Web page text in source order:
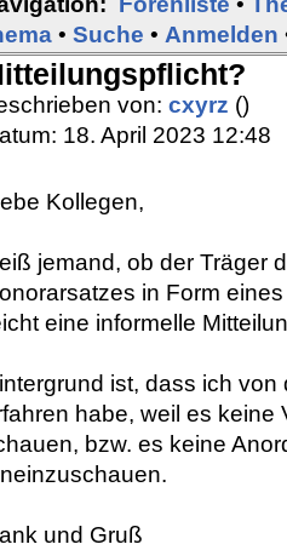
• Suche • Anmelden
von: cxyrz ()
18. April 2023 12:48
Kollegen,
jemand, ob der Träger
in Form
eine informelle
ist, dass ich
habe, weil es keine
bzw. es keine
und Gruß